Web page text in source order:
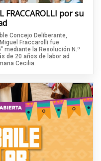
por su
Concejo Deliberante,
Fraccarolli fue
mediante la Resolución N.º
de 20 años de labor ad
Cecilia.